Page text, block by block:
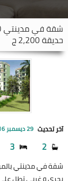
شقة فيمدينتي
حديقة 2,200 ج
آخر تحديث 29 ديسمبر 2016
2
3
شقة في مدينتي